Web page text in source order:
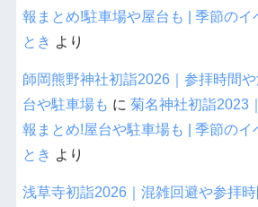
報まとめ!駐車場や屋台も | 季節のイ
とき より
師岡熊野神社初詣2026｜参拝時間
台や駐車場も に 菊名神社初詣2023
報まとめ!屋台や駐車場も | 季節のイ
とき より
浅草寺初詣2026｜混雑回避や参拝